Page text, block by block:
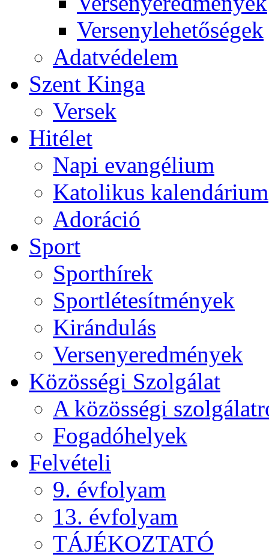
Versenylehetőségek
Adatvédelem
Szent Kinga
Versek
Hitélet
Napi evangélium
Katolikus kalendárium
Adoráció
Sport
Sporthírek
Sportlétesítmények
Kirándulás
Versenyeredmények
Közösségi Szolgálat
A közösségi
Fogadóhelyek
Felvételi
9. évfolyam
13. évfolyam
TÁJÉKOZTATÓ